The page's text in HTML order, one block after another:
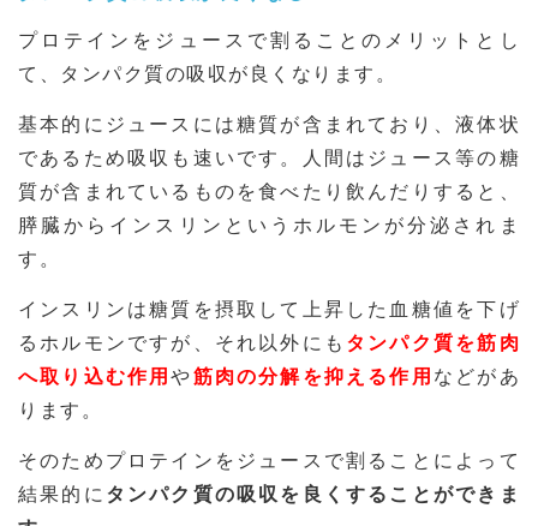
プロテインをジュースで割ることのメリットとし
て、タンパク質の吸収が良くなります。
基本的にジュースには糖質が含まれており、液体状
であるため吸収も速いです。人間はジュース等の糖
質が含まれているものを食べたり飲んだりすると、
膵臓からインスリンというホルモンが分泌されま
す。
インスリンは糖質を摂取して上昇した血糖値を下げ
るホルモンですが、それ以外にも タンパク質を筋肉
へ取り込む作用や筋肉の分解を抑える作用 などがあ
ります。
そのためプロテインをジュースで割ることによって
結果的に タンパク質の吸収を良くすることができま